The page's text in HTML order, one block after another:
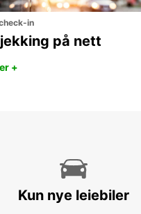
in
på nett
+
Kun nye leiebiler